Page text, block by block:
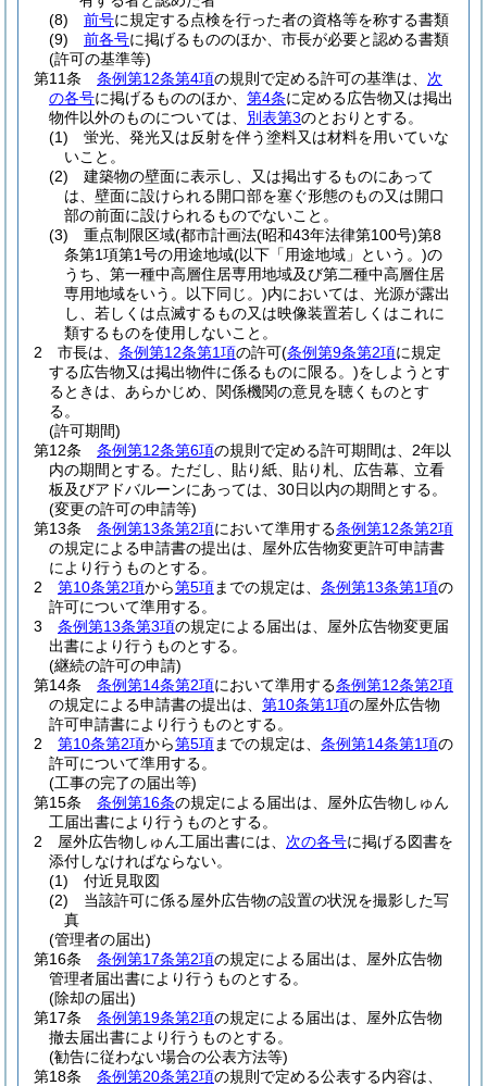
(8)
前号に規定する点検を行った者の資格等を称する書類
(9)
前各号に掲げるもののほか、市長が必要と認める書類
(許可の基準等)
第11条
条例第12条第4項の規則で定める許可の基準は、 次
の各号に掲げるもののほか、 第4条に定める広告物又は掲出
物件以外のものについては、 別表第3のとおりとする。
(1)
蛍光、発光又は反射を伴う塗料又は材料を用いていな
いこと。
(2)
建築物の壁面に表示し、又は掲出するものにあって
は、壁面に設けられる開口部を塞ぐ形態のもの又は開口
部の前面に設けられるものでないこと。
(3)
重点制限区域(都市計画法(昭和43年法律第100号)第8
条第1項第1号の用途地域(以下「用途地域」という。)の
うち、第一種中高層住居専用地域及び第二種中高層住居
専用地域をいう。以下同じ。)内においては、光源が露出
し、若しくは点滅するもの又は映像装置若しくはこれに
類するものを使用しないこと。
2
市長は、 条例第12条第1項の許可(条例第9条第2項に規定
する広告物又は掲出物件に係るものに限る。)をしようとす
るときは、あらかじめ、関係機関の意見を聴くものとす
る。
(許可期間)
第12条
条例第12条第6項の規則で定める許可期間は、2年以
内の期間とする。 ただし、貼り紙、貼り札、広告幕、立看
板及びアドバルーンにあっては、30日以内の期間とする。
(変更の許可の申請等)
第13条
条例第13条第2項において準用する条例第12条第2項
の規定による申請書の提出は、屋外広告物変更許可申請書
により行うものとする。
2
第10条第2項から第5項までの規定は、 条例第13条第1項の
許可について準用する。
3
条例第13条第3項の規定による届出は、屋外広告物変更届
出書により行うものとする。
(継続の許可の申請)
第14条
条例第14条第2項において準用する条例第12条第2項
の規定による申請書の提出は、 第10条第1項の屋外広告物
許可申請書により行うものとする。
2
第10条第2項から第5項までの規定は、 条例第14条第1項の
許可について準用する。
(工事の完了の届出等)
第15条
条例第16条の規定による届出は、屋外広告物しゅん
工届出書により行うものとする。
2
屋外広告物しゅん工届出書には、 次の各号に掲げる図書を
添付しなければならない。
(1)
付近見取図
(2)
当該許可に係る屋外広告物の設置の状況を撮影した写
真
(管理者の届出)
第16条
条例第17条第2項の規定による届出は、屋外広告物
管理者届出書により行うものとする。
(除却の届出)
第17条
条例第19条第2項の規定による届出は、屋外広告物
撤去届出書により行うものとする。
(勧告に従わない場合の公表方法等)
第18条
条例第20条第2項の規則で定める公表する内容は、